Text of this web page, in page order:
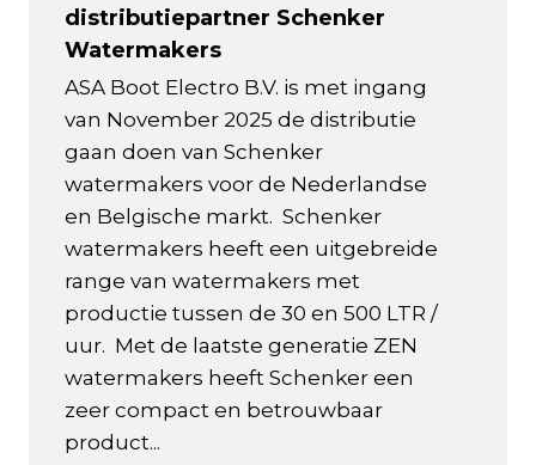
distributiepartner Schenker
Watermakers
ASA Boot Electro B.V. is met ingang
van November 2025 de distributie
gaan doen van Schenker
watermakers voor de Nederlandse
en Belgische markt. Schenker
watermakers heeft een uitgebreide
range van watermakers met
productie tussen de 30 en 500 LTR /
uur. Met de laatste generatie ZEN
watermakers heeft Schenker een
zeer compact en betrouwbaar
product...